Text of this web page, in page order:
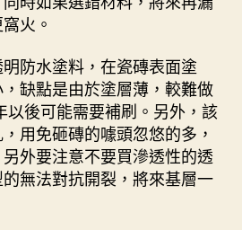
火。
防水塗料，在瓷磚表面塗
缺點是由於塗層薄，較難做
以後可能需要補刷。另外，該
用免砸磚的噱頭忽悠的多，
外要注意不要買滲透性的透
無法對抗開裂，將來基層一